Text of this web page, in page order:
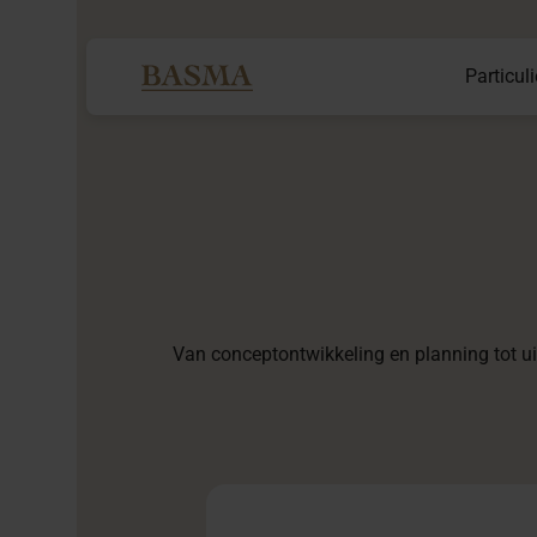
Van conceptontwikkeling en planning tot